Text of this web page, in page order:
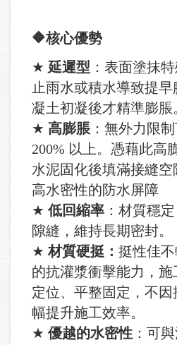
🔶核心優勢
★ 延遲型 ：表面塗抹
止雨水或積水導致提
凝土初凝後才精準膨脹
★ 高膨脹 ：無外力限
200% 以上。憑藉此高
水泥固化後填滿接縫
高水密性的防水屏障
★ 低回縮率 ：材質穩
隙縫，維持長期密封。
★材質硬挺： 挺性佳
的抗灌漿衝擊能力，
定位、平整固定，不
幅提升施工效率。
★ 優越的水密性 ：可